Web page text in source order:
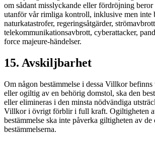
om sådant misslyckande eller fördröjning beror
utanför vår rimliga kontroll, inklusive men inte
naturkatastrofer, regeringsåtgärder,
telekommunikationsavbrott, cyberattacker,
force majeure-händelser.
15. Avskiljbarhet
Om någon bestämmelse i dessa Villkor
eller ogiltig av en behörig domstol, ska den
eller elimineras i den minsta nödvändiga
Villkor i övrigt förblir i full kraft. Ogiltigheten
bestämmelse ska inte påverka giltigheten av de
bestämmelserna.